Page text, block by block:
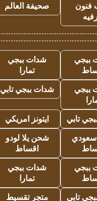
فنون
صحيفة العالم
ببجي
شدات ببجي
تمارا
ببجي
شدات ببجي تابي
تابي
ايتونز امريكي
سعودي
شحن يلا لودو
اقساط
ببجي
شدات ببجي
تمارا
تابي
متجر تقسيط